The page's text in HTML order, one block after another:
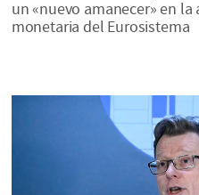
un «nuevo amanecer» en
monetaria del Eurosistema